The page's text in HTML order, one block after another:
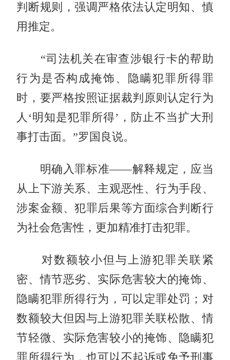
判断规则，强调严格依法认定明知、慎
用推定。
“司法机关在审查涉银行卡的帮助
行为是否构成掩饰、隐瞒犯罪所得罪
时，要严格按照证据裁判原则认定行为
人‘明知是犯罪所得’，防止不当扩大刑
事打击面。”罗国良说。
明确入罪标准——解释规定，应当
从上下游关系、主观恶性、行为手段、
涉案金额、犯罪后果等方面综合判断行
为社会危害性，更加精准打击犯罪。
对数额较小但与上游犯罪关联紧
密、情节恶劣、实际危害较大的掩饰、
隐瞒犯罪所得行为，可以定罪处罚；对
数额较大但因与上游犯罪关联松散、情
节轻微、实际危害较小的掩饰、隐瞒犯
罪所得行为，也可以不起诉或免予刑事